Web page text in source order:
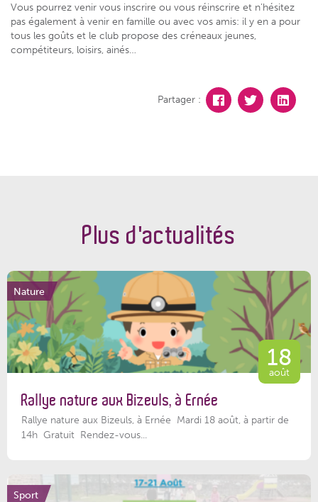
Vous pourrez venir vous inscrire ou vous réinscrire et n’hésitez
pas également à venir en famille ou avec vos amis: il y en a pour
tous les goûts et le club propose des créneaux jeunes,
compétiteurs, loisirs, ainés…
Partager :
Plus d'actualités
Nature
18
août
Rallye nature aux Bizeuls, à Ernée
Rallye nature aux Bizeuls, à Ernée Mardi 18 août, à partir de
14h Gratuit Rendez-vous...
Sport